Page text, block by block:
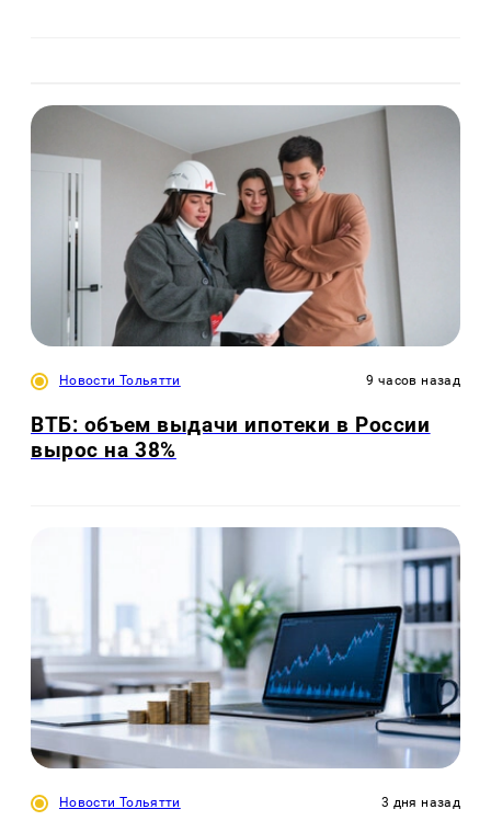
Новости Тольятти 9 часов назад
ВТБ: объем выдачи ипотеки в России
вырос на 38%
Новости Тольятти 3 дня назад